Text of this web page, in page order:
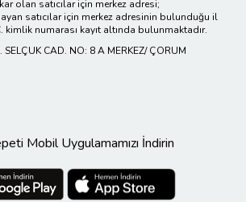
olan satıcılar için merkez adresi;
satıcılar için merkez adresinin bulunduğu il
numarası kayıt altında bulunmaktadır.
CAD. NO: 8 A MERKEZ/ ÇORUM
Mobil Uygulamamızı İndirin